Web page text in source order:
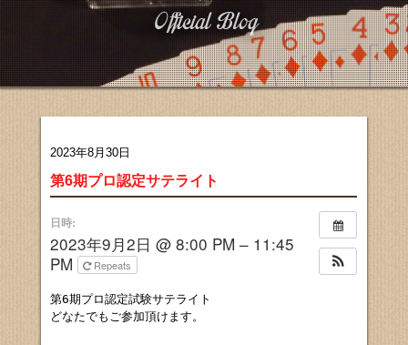
2023年8月30日
第6期プロ認定サテライト
日時:
2023年9月2日 @ 8:00 PM – 11:45
PM
Repeats
第6期プロ認定試験サテライト
どなたでもご参加頂けます。